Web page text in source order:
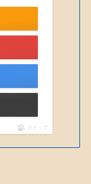
ポチップ